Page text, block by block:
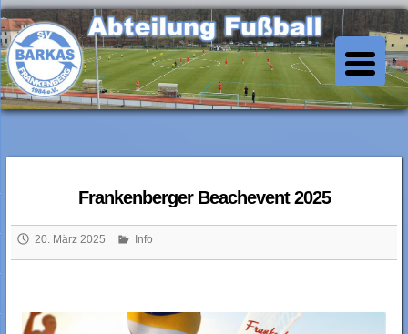
Skip
to
content
SV Barkas Abt. Fussball
Frankenberger Beachevent 2025
20. März 2025 Info